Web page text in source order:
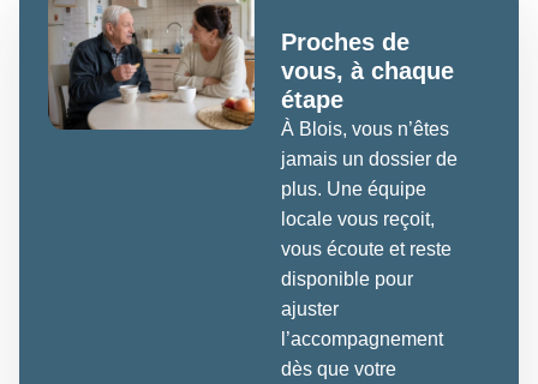
Proches de
vous, à chaque
étape
À Blois, vous n’êtes
jamais un dossier de
plus. Une équipe
locale vous reçoit,
vous écoute et reste
disponible pour
ajuster
l’accompagnement
dès que votre